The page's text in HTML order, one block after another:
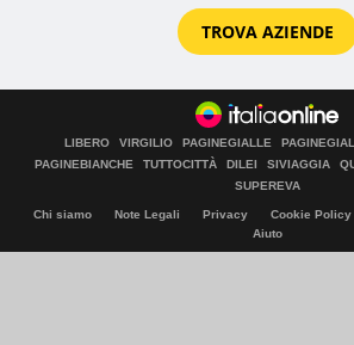
TROVA AZIENDE
LIBERO VIRGILIO PAGINEGIALLE
PAGINEBIANCHE
TUTTOCITTÀ DILEI SIVIAGGIA
SUPEREVA
Chi siamo Note Legali Privacy Cookie Policy
Aiuto